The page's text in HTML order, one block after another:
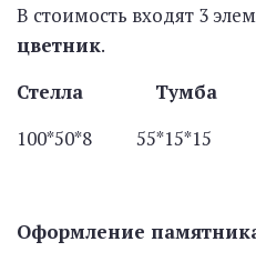
В стоимость входят 3
цветник.
Стелла Тумба
100*50*8 55*15*15
Оформление